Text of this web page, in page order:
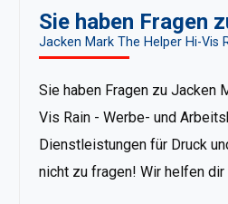
14058, thermoaktive
die für mehrfaches Waschen
Sie haben Fragen
Jacken Mark The Helper Hi-Vis
Sie haben Fragen zu Jacken
Vis Rain - Werbe- und
Dienstleistungen für Druck
nicht zu fragen! Wir helfen dir